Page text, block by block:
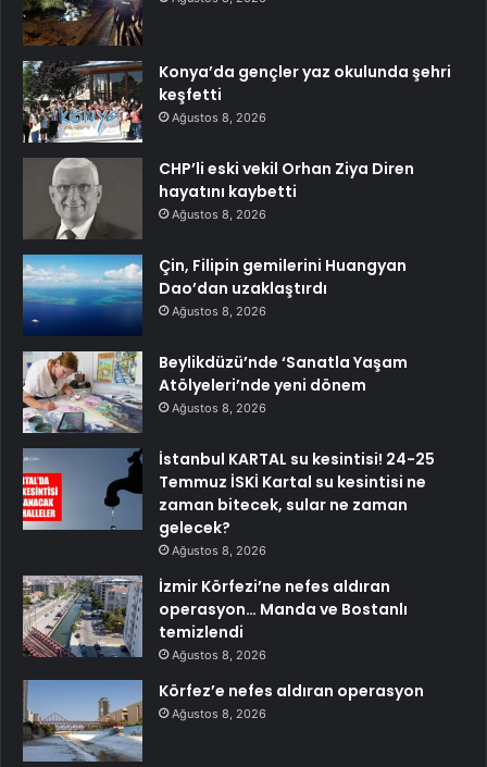
Konya’da gençler yaz okulunda şehri
keşfetti
Ağustos 8, 2026
CHP’li eski vekil Orhan Ziya Diren
hayatını kaybetti
Ağustos 8, 2026
Çin, Filipin gemilerini Huangyan
Dao’dan uzaklaştırdı
Ağustos 8, 2026
Beylikdüzü’nde ‘Sanatla Yaşam
Atölyeleri’nde yeni dönem
Ağustos 8, 2026
İstanbul KARTAL su kesintisi! 24-25
Temmuz İSKİ Kartal su kesintisi ne
zaman bitecek, sular ne zaman
gelecek?
Ağustos 8, 2026
İzmir Körfezi’ne nefes aldıran
operasyon… Manda ve Bostanlı
temizlendi
Ağustos 8, 2026
Körfez’e nefes aldıran operasyon
Ağustos 8, 2026